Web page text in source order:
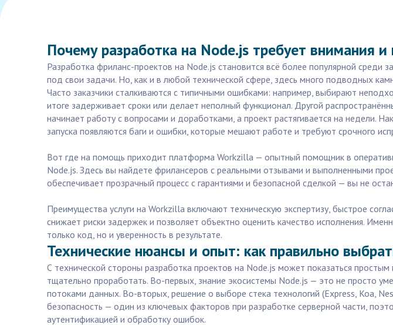
Почему разработка на Node.js требует внимания
Разработка фриланс-проектов на Node.js становится всё более популярной
под свои задачи. Но, как и в любой технической сфере, здесь много подводных
Часто заказчики сталкиваются с типичными ошибками: например, выбирают
итоге задерживает сроки или делает неполный функционал. Другой
начинает работу с вопросами и доработками, а проект растягивается на недели.
запуска появляются баги и ошибки, которые мешают работе и требуют срочного
Вот где на помощь приходит платформа Workzilla — опытный помощник в
Node.js. Здесь вы найдете фрилансеров с реальными отзывами и выполненными
обеспечивает прозрачный процесс с гарантиями и безопасной сделкой — вы не
Преимущества услуги на Workzilla включают техническую экспертизу, быстрое
снижает риски задержек и позволяет объектно оценить качество исполнения.
только код, но и уверенность в результате.
Технические нюансы и опыт: как правильно
С технической стороны разработка проектов на Node.js может показаться
тщательно проработать. Во-первых, знание экосистемы Node.js — это не просто
потоками данных. Во-вторых, решение о выборе стека технологий (Express, Koa,
безопасность — один из ключевых факторов при разработке серверной части,
аутентификацией и обработку ошибок.